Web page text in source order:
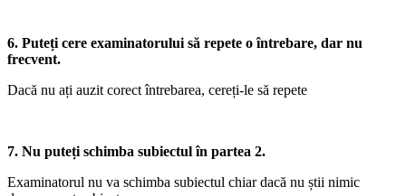
6. Puteți cere examinatorului să repete o întrebare, dar nu
frecvent.
Dacă nu ați auzit corect întrebarea, cereți-le să repete
7. Nu puteți schimba subiectul în partea 2.
Examinatorul nu va schimba subiectul chiar dacă nu știi nimic